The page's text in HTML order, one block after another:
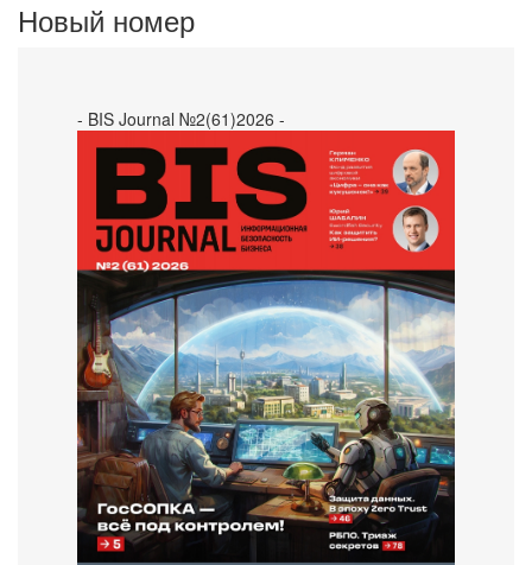
Новый номер
- BIS Journal №2(61)2026 -